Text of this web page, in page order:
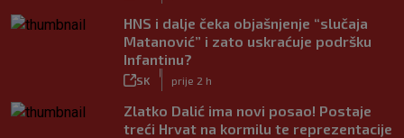
HNS i dalje čeka objašnjenje “slučaja
Matanović” i zato uskraćuje podršku
Infantinu?
SK prije 2 h
Zlatko Dalić ima novi posao! Postaje
treći Hrvat na kormilu te reprezentacije